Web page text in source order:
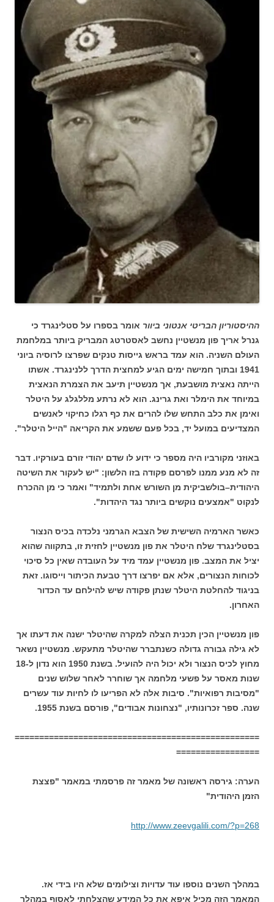
ההיסטוריון הבריטי אנטוני ביוור אומר בספרו על סטלינגרד כי
גנרל אריך פון מנשטיין נחשב לאסטרטג המבריק ביותר במלחמת
העולם השניה. הוא עמד בראש גייסות טנקים שפרצו לרוסיה ביוני
1941 ובתוך חמישה ימים הגיע למחצית הדרך ללנינגרד. אשתו
הייתה נאצית מושבעת, אך מנשטיין תיעב את הצמרת הנאצית
במיוחד את הימלר ואת גרינג. הוא לא נרתע מללגלג על היטלר
ואימן את כלב התחש שלו להרים את כף רגלו כחיקוי לאנשים
המצדיעים במועל יד, בכל פעם ששמע את הקריאה "הייל היטלר".
באוזני מקורביו היה מספר כי ידוע לו שדם יהודי זורם בעורקיו. דבר
זה לא מנע ממנו לפרסם פקודה בזו הלשון: "יש לעקור את השיטה
היהודית–בולשביקית מן השורש אחת ולתמיד" ואמר כי מן ההכרח
לנקוט "אמצעים נוקשים ביותר נגד היהדות".
כאשר הארמיה השישית של הצבא הגרמני נלכדה בכיס הנצור
בסטלינגרד שלח היטלר את פון מנשטיין לחזית זו, בתקווה שהוא
יציל את המצב. פון מנשטיין עמד מיד על העובדה שאין כל סיכוי
לכוחות הנצורים, אלא אם יפרצו דרך טבעת הכיתור וייסוגו. זאת
בניגוד להחלטת היטלר שנתן פקודה שיש להילחם עד הכדור
האחרון.
פון מנשטיין הכין תכנית הצלה למקרה שהיטלר ישנה את דעתו אך
לא גילה גבורה גדולה כשנתברר שהיטלר מתעקש. מנשטיין נשאר
מחוץ לכיס הנצור ולא יכול היה להועיל. בשנת 1950 הוא נדון ל-18
שנות מאסר על פשעי מלחמה אך שוחרר לאחר שלוש שנים
"מסיבות רפואיות". סיבות אלה לא הפריעו לו לחיות עוד עשרים
שנה. ספר זכרונותיו, "נצחונות אבודים", פורסם בשנת 1955.
==================================================
=================
הערה: גירסה ראשונה של מאמר זה פרסמתי במאמר "פצצת
הזמן היהודית"
http://www.zeevgalili.com/?p=268
במהלך השנים נוספו עוד עדויות וצילומים שלא היו בידי אז.
המאמר הזה מכיל איפא את כל המידע שהצלחתי לאסוף במהלך